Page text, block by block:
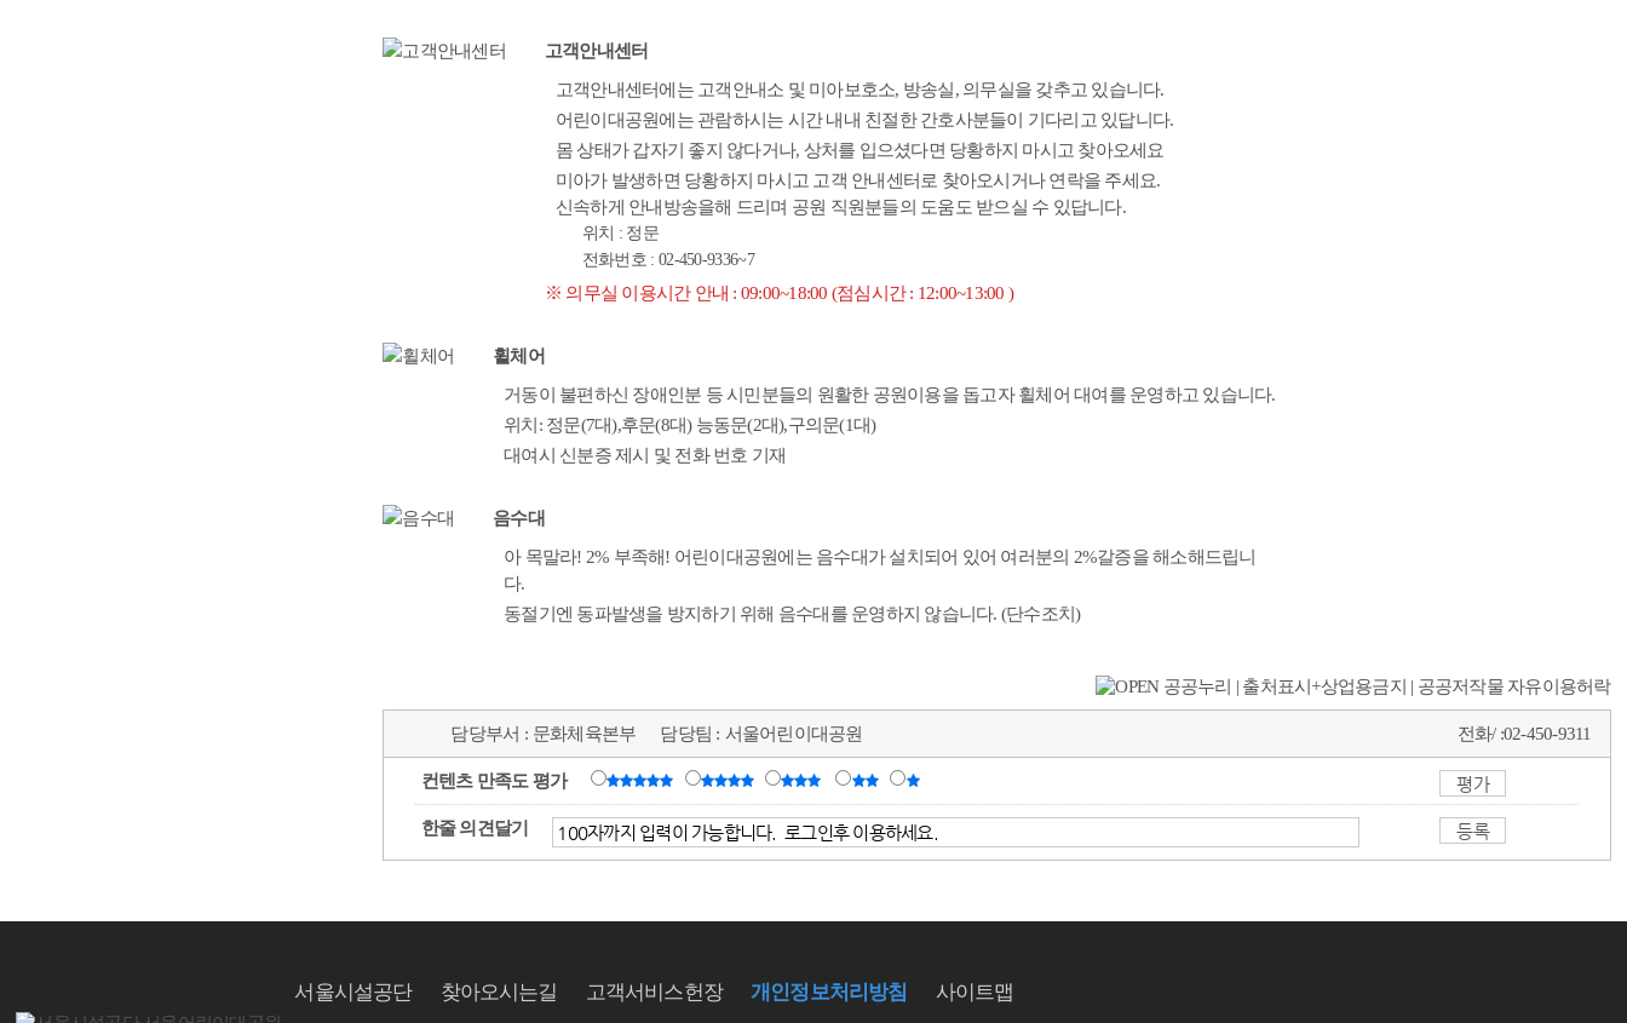
고객안내센터
고객안내센터에는 고객안내소 및 미아보호소, 방송실, 의무실을 갖추고 있습니다.
어린이대공원에는 관람하시는 시간 내내 친절한 간호사분들이 기다리고 있답니다.
몸 상태가 갑자기 좋지 않다거나, 상처를 입으셨다면 당황하지 마시고 찾아오세요
미아가 발생하면 당황하지 마시고 고객 안내센터로 찾아오시거나 연락을 주세요.
신속하게 안내방송을해 드리며 공원 직원분들의 도움도 받으실 수 있답니다.
위치 : 정문
전화번호 : 02-450-9336~7
※ 의무실 이용시간 안내 : 09:00~18:00 (점심시간 : 12:00~13:00 )
휠체어
거동이 불편하신 장애인분 등 시민분들의 원활한 공원이용을 돕고자 휠체어 대여를 운영하고 있습니다.
위치: 정문(7대),후문(8대) 능동문(2대),구의문(1대)
대여시 신분증 제시 및 전화 번호 기재
음수대
아 목말라! 2% 부족해! 어린이대공원에는 음수대가 설치되어 있어 여러분의 2%갈증을 해소해드립니
다.
동절기엔 동파발생을 방지하기 위해 음수대를 운영하지 않습니다. (단수조치)
담당부서 : 문화체육본부 담당팀 : 서울어린이대공원 전화/ :02-450-9311
컨텐츠 만족도 평가
한줄 의견달기
서울시설공단 찾아오시는길 고객서비스헌장 개인정보처리방침 사이트맵